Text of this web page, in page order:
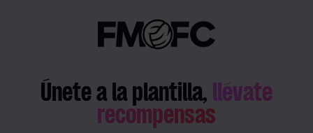
Únete a la plantilla, llévate
recompensas